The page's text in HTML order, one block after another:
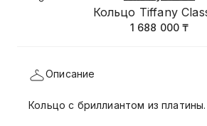
Кольцо Tiffany
1 688 000 ₸
Описание
Кольцо с бриллиантом из